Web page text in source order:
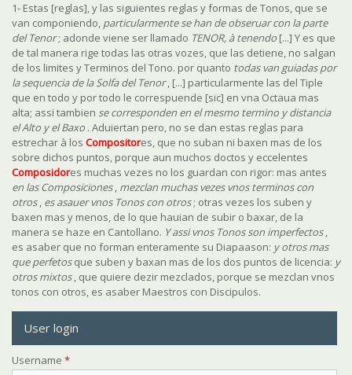
1- Estas [reglas], y las siguientes reglas y formas de Tonos, que se
van componiendo, particularmente se han de obseruar con la parte
del Tenor; adonde viene ser llamado TENOR, à tenendo [...] Y es que
de tal manera rige todas las otras vozes, que las detiene, no salgan
de los limites y Terminos del Tono. por quanto todas van guiadas por
la sequencia de la Solfa del Tenor, [...] particularmente las del Tiple
que en todo y por todo le correspuende [sic] en vna Octaua mas
alta; assi tambien se corresponden en el mesmo termino y distancia
el Alto y el Baxo . Aduiertan pero, no se dan estas reglas para
estrechar à los Compositores, que no suban ni baxen mas de los
sobre dichos puntos, porque aun muchos doctos y eccelentes
Composidores muchas vezes no los guardan con rigor: mas antes
en las Composiciones, mezclan muchas vezes vnos terminos con
otros, es asauer vnos Tonos con otros; otras vezes los suben y
baxen mas y menos, de lo que hauian de subir o baxar, de la
manera se haze en Cantollano. Y assi vnos Tonos son imperfectos,
es asaber que no forman enteramente su Diapaason: y otros mas
que perfetosque suben y baxan mas de los dos puntos de licencia: y
otros mixtos, que quiere dezir mezclados, porque se mezclan vnos
tonos con otros, es asaber Maestros con Discipulos.
User login
Username *